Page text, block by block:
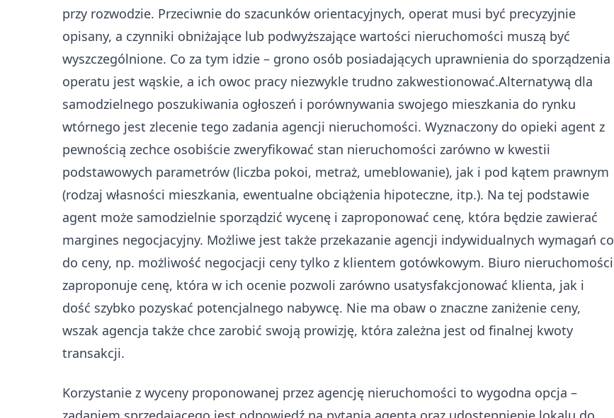
przy rozwodzie. Przeciwnie do szacunków orientacyjnych, operat musi być precyzyjnie
opisany, a czynniki obniżające lub podwyższające wartości nieruchomości muszą być
wyszczególnione. Co za tym idzie – grono osób posiadających uprawnienia do sporządzenia
operatu jest wąskie, a ich owoc pracy niezwykle trudno zakwestionować.Alternatywą dla
samodzielnego poszukiwania ogłoszeń i porównywania swojego mieszkania do rynku
wtórnego jest zlecenie tego zadania agencji nieruchomości. Wyznaczony do opieki agent z
pewnością zechce osobiście zweryfikować stan nieruchomości zarówno w kwestii
podstawowych parametrów (liczba pokoi, metraż, umeblowanie), jak i pod kątem prawnym
(rodzaj własności mieszkania, ewentualne obciążenia hipoteczne, itp.). Na tej podstawie
agent może samodzielnie sporządzić wycenę i zaproponować cenę, która będzie zawierać
margines negocjacyjny. Możliwe jest także przekazanie agencji indywidualnych wymagań co
do ceny, np. możliwość negocjacji ceny tylko z klientem gotówkowym. Biuro nieruchomości
zaproponuje cenę, która w ich ocenie pozwoli zarówno usatysfakcjonować klienta, jak i
dość szybko pozyskać potencjalnego nabywcę. Nie ma obaw o znaczne zaniżenie ceny,
wszak agencja także chce zarobić swoją prowizję, która zależna jest od finalnej kwoty
transakcji.
Korzystanie z wyceny proponowanej przez agencję nieruchomości to wygodna opcja –